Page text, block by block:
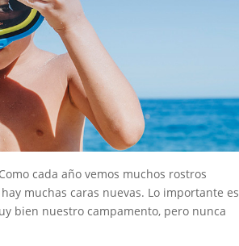
cada año vemos muchos rostros
muchas caras nuevas. Lo importante es
bien nuestro campamento, pero nunca